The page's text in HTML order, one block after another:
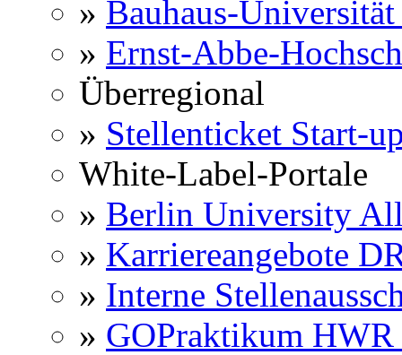
» Bauhaus-
» Ernst-Abbe-
Überregional
» Stellenticket Start-
White-Label-Portale
» Berlin University
» Karriereangebote
» Interne
» GOPraktikum